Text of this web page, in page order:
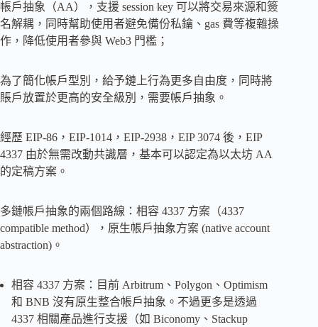
帳戶抽象（AA），支援 session key 可以將交易來源和簽
名解耦，同時幫助使用者避免備份私鑰、gas 費等複雜操
作，降低使用者參與 Web3 門檻；
為了簡化帳戶型別，給予鏈上行為更多自由度，同時將
賬戶放置於更高的安全級別，需要帳戶抽象。
經歷 EIP-86，EIP-1014，EIP-2938，EIP 3074 後，EIP
4337 由於無需改動共識層，基本可以認定為以太坊 AA
的定稿方案。
多鏈帳戶抽象的兩個路線：相容 4337 方案（4337
compatible method），原生帳戶抽象方案 (native account
abstraction)。
相容 4337 方案：目前 Arbitrum、Polygon、Optimism
和 BNB 沒有原生整合帳戶抽象。不過更多是透過
4337 相關產品進行支援（如 Biconomy、Stackup